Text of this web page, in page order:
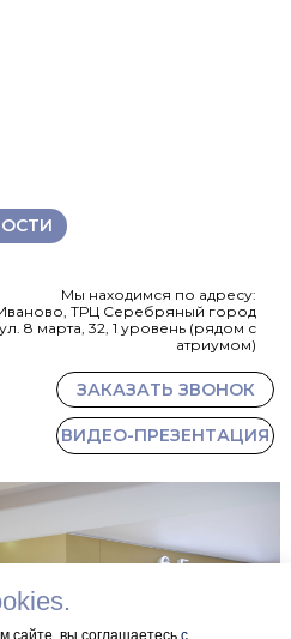
Мы находимся по адресу:
ТРЦ Серебряный город
ул. 8 марта, 32, 1 уровень (рядом с
атриумом)
ЗАКАЗАТЬ ЗВОНОК
ВИДЕО-ПРЕЗЕНТАЦИЯ